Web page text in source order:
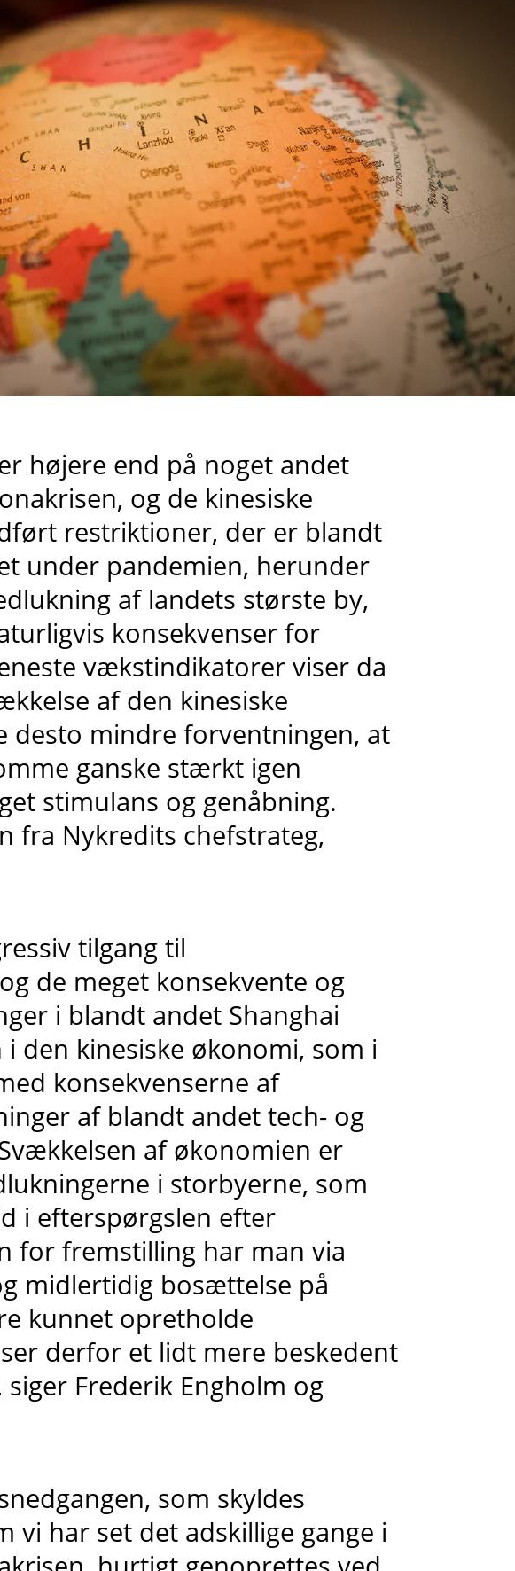
højere end på noget andet
og de kinesiske
restriktioner, der er blandt
under pandemien, herunder
af landets største by,
konsekvenser for
vækstindikatorer viser da
af den kinesiske
desto mindre forventningen, at
ganske stærkt igen
stimulans og genåbning.
fra Nykredits chefstrateg,
tilgang til
de meget konsekvente og
i blandt andet Shanghai
den kinesiske økonomi, som i
konsekvenserne af
af blandt andet tech- og
af økonomien er
i storbyerne, som
i efterspørgslen efter
for fremstilling har man via
midlertidig bosættelse på
kunnet opretholde
derfor et lidt mere beskedent
Frederik Engholm og
som skyldes
vi har set det adskillige gange i